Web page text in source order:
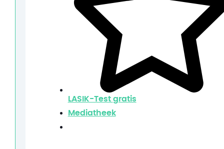
LASIK-Test gratis
Mediatheek